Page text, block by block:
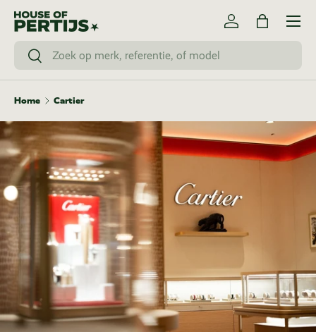
Skip to content
SearchSearch
Log inBag
Menu
Home Cartier